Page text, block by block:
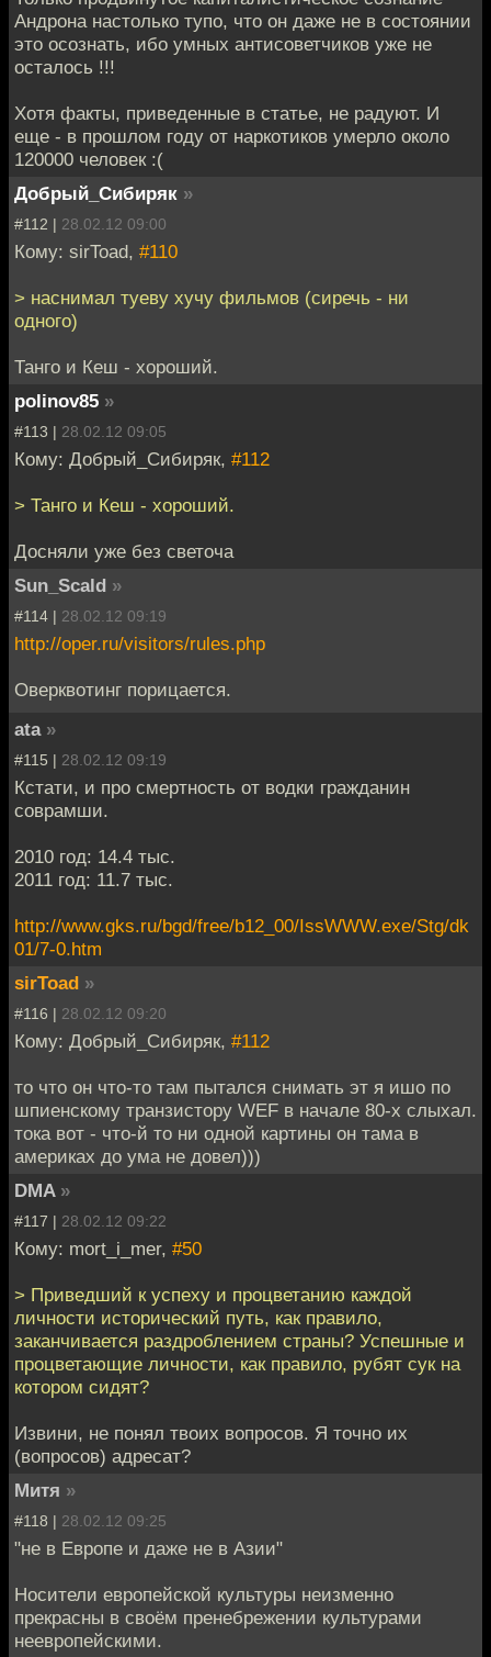
Андрона настолько тупо, что он даже не в состоянии
это осознать, ибо умных антисоветчиков уже не
осталось !!!
Хотя факты, приведенные в статье, не радуют. И
еще - в прошлом году от наркотиков умерло около
120000 человек :(
Добрый_Сибиряк »
#112 | 28.02.12 09:00
Кому: sirToad, #110
> наснимал туеву хучу фильмов (сиречь - ни
одного)
Танго и Кеш - хороший.
polinov85 »
#113 | 28.02.12 09:05
Кому: Добрый_Сибиряк, #112
> Танго и Кеш - хороший.
Досняли уже без светоча
Sun_Scald »
#114 | 28.02.12 09:19
http://oper.ru/visitors/rules.php
Оверквотинг порицается.
ata »
#115 | 28.02.12 09:19
Кстати, и про смертность от водки гражданин
соврамши.
2010 год: 14.4 тыс.
2011 год: 11.7 тыс.
http://www.gks.ru/bgd/free/b12_00/IssWWW.exe/Stg/dk
01/7-0.htm
sirToad »
#116 | 28.02.12 09:20
Кому: Добрый_Сибиряк, #112
то что он что-то там пытался снимать эт я ишо по
шпиенскому транзистору WEF в начале 80-х слыхал.
тока вот - что-й то ни одной картины он тама в
америках до ума не довел)))
DMA »
#117 | 28.02.12 09:22
Кому: mort_i_mer, #50
> Приведший к успеху и процветанию каждой
личности исторический путь, как правило,
заканчивается раздроблением страны? Успешные и
процветающие личности, как правило, рубят сук на
котором сидят?
Извини, не понял твоих вопросов. Я точно их
(вопросов) адресат?
Митя »
#118 | 28.02.12 09:25
"не в Европе и даже не в Азии"
Носители европейской культуры неизменно
прекрасны в своём пренебрежении культурами
неевропейскими.